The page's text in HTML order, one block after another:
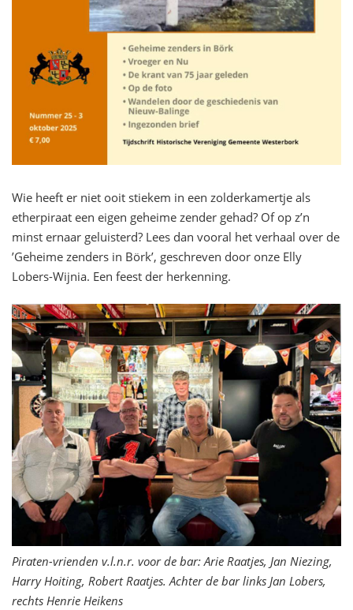
Wie heeft er niet ooit stiekem in een zolderkamertje als
etherpiraat een eigen geheime zender gehad? Of op z’n
minst ernaar geluisterd? Lees dan vooral het verhaal over de
’Geheime zenders in Börk’, geschreven door onze Elly
Lobers-Wijnia. Een feest der herkenning.
Piraten-vrienden v.l.n.r. voor de bar: Arie Raatjes, Jan Niezing,
Harry Hoiting, Robert Raatjes. Achter de bar links Jan Lobers,
rechts Henrie Heikens